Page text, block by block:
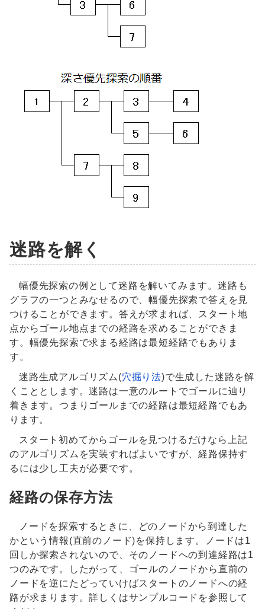
迷路を解く
幅優先探索の例として迷路を解いてみます。迷路も
グラフの一つとみなせるので、幅優先探索で答えを見
つけることができます。答えが求まれば、スタート地
点からゴール地点までの経路を求めることができま
す。幅優先探索で求まる経路は最短経路でもありま
す。
迷路生成アルゴリズム(穴掘り法)で生成した迷路を解
くこととします。迷路は一意のルートでゴールに辿り
着きます。つまりゴールまでの経路は最短経路でもあ
ります。
スタート初めてからゴールを見つけるだけなら上記
のアルゴリズムを実装すればよいですが、経路保持す
るには少し工夫が必要です。
経路の保存方法
ノードを探索するときに、どのノードから到達した
かという情報(直前のノード)を保持します。ノードは1
回しか探索されないので、そのノードへの到達経路は1
つのみです。したがって、ゴールのノードから直前の
ノードを逆にたどっていけばスタートのノードへの経
路が求まります。詳しくはサンプルコードを参照して